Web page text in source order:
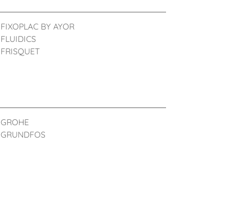
FIXOPLAC BY AYOR
FLUIDICS
FRISQUET
GROHE
GRUNDFOS